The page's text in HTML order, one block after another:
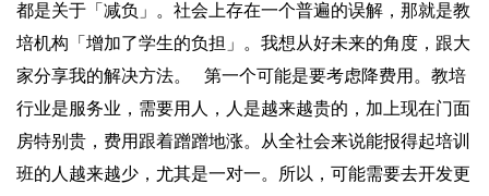
都是关于「减负」。社会上存在一个普遍的误解，那就是教
培机构「增加了学生的负担」。我想从好未来的角度，跟大
家分享我的解决方法。 第一个可能是要考虑降费用。教培
行业是服务业，需要用人，人是越来越贵的，加上现在门面
房特别贵，费用跟着蹭蹭地涨。从全社会来说能报得起培训
班的人越来越少，尤其是一对一。所以，可能需要去开发更